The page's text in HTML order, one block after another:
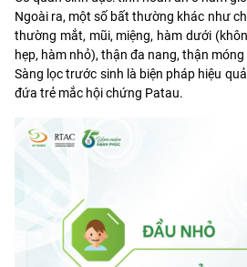
Ngoài ra, một số bất thường khác như
thường mắt, mũi, miệng, hàm dưới
hẹp, hàm nhỏ), thận đa nang, thận
Sàng lọc trước sinh là biện pháp hiệu
đứa trẻ mắc hội chứng Patau.